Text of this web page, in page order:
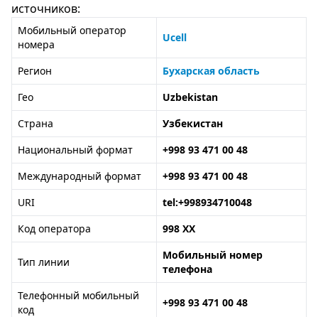
источников:
Мобильный оператор
номера
Ucell
Регион
Бухарская область
Гео
Uzbekistan
Страна
Узбекистан
Национальный формат
+998 93 471 00 48
Международный формат
+998 93 471 00 48
URI
tel:+998934710048
Код оператора
998 XX
Тип линии
Мобильный номер
телефона
Телефонный мобильный
код
+998 93 471 00 48